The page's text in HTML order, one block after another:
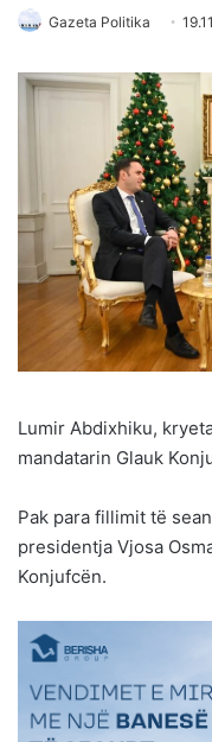
Gazeta Politika
Lumir Abdixhiku,
mandatarin Glauk
Pak para fillimit të
presidentja Vjosa
Konjufcën.